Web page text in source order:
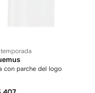
temporada
con parche del logo